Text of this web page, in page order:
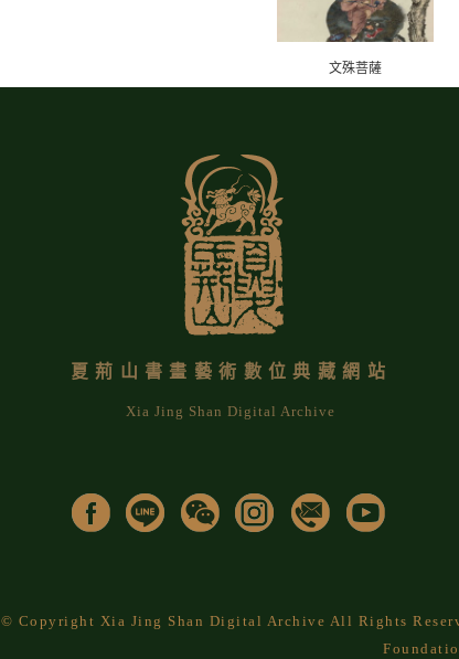
文殊菩薩
夏荊山書畫藝術數位典藏網站
Xia Jing Shan Digital Archive
© Copyright Xia Jing Shan Digital Archive All Rights